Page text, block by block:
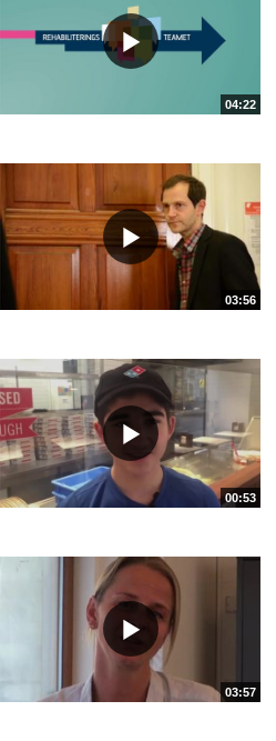
04:22
03:56
00:53
03:57